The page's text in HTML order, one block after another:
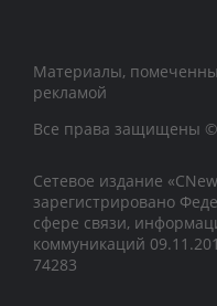
Материалы,
рекламой
Все права защищены ©
Сетевое издание
зарегистрировано
сфере связи,
коммуникаций
74283